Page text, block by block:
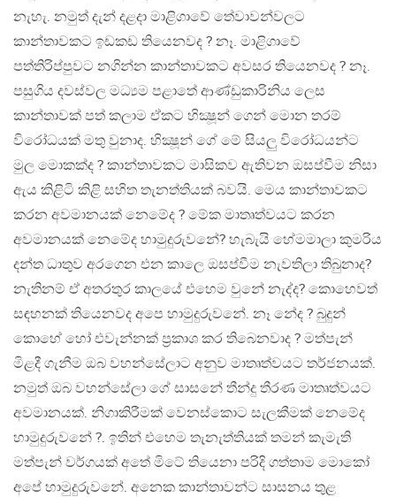
නැහැ. නමුත් දැන් දළදා මාළිගාවේ තේවාවන්වලට
කාන්තාවකට ඉඩකඩ තියෙනවද ? නෑ. මාළිගාවේ
පත්තිරිප්පුවට නගින්න කාන්තාවකට අවසර තියෙනවද ? නෑ.
පසුගිය දවස්වල මධ්‍යම පළාතේ ආණ්ඩුකාරිනිය ලෙස
කාන්තාවක් පත් කලාම ඒකට හික්‍ෂූන් ගෙන් මොන තරම්
විරෝධයක් මතු වුනාද​. හික්‍ෂූන් ගේ මේ සියලු විරෝධයන්ට
මුල මොකක්ද ? කාන්තාවකට මාසිකව ඇතිවන ඔසප්වීම නිසා
ඇය කිළිටි කිළි සහිත තැනත්තියක් බවයි​. මෙය කාන්තාවකට
කරන අවමානයක් නෙමේද ? මේක මාතෘත්වයට කරන
අවමානයක් නෙමේද හාමුදුරුවනේ? හැබැයි හේමමාලා කුමරිය
දන්ත ධාතුව අරගෙන එන කාලෙ ඔසප්වීම නැවතිලා තිබුනාද?
නැතිනම් ඒ අතරතුර කාලයේ එහෙම වුනේ නැද්ද? කොහෙවත්
සඳහනක් තියෙනවද අපෙ හාමුදුරුවනේ. නෑ නේද ? බුදුන්
කොහේ හෝ එවැන්නක් ප්‍රකාශ කර තිබෙනවාද ? මත්පැන්
මිළදී ගැනීම ඔබ වහන්සේලාට අනුව මාතෘත්වයට තර්ජනයක්.
නමුත් ඔබ වහන්සේලා ගේ සාසනේ තීන්දු තීරණ මාතෘත්වයට
අවමානයක්. නිගාකිරීමක් වෙනස්කොට සැලකීමක් නෙමේද
හාමුදුරුවනේ ?. ඉතින් එහෙම තැනැත්තියක් තමන් කැමැති
මත්පැන් වර්ගයක් අතේ මිටේ තියෙනා පරිදි ගත්තාම මොකෝ
අපේ හාමුදුරුවනේ. අනෙක කාන්තාවන්ට සාසනය තුළ